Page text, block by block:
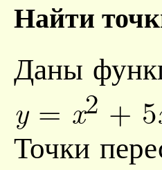
Найти
Даны
y= x2 + 5
Точки